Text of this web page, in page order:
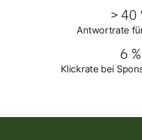
> 40
Antwortrate
6 %
Klickrate bei